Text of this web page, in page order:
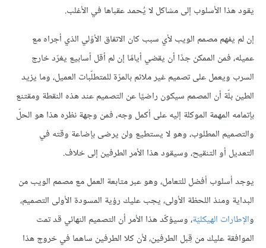
يقود هذا الأسلوب إلى مشاكل لا يُحمد عقباها في الأغلب.
إن لم يفهم مصمم الويب لأي سبب كان الاتفاق الأوّلي الذي أجراه مع
عميله، فمن الممكن جدًا أن يقضي أيامًا إن لم أقل أسابيع يغرّد خارج
السرب ويعمل على تصميم غير ملائم بالمرّة للمتطلّبات العميل، وما يزيد
الطين بلّة أن المصمم سيكون راضيًا عن التصميم عند هذه النقطة ومقتنع
بإتمامه المهمة الموكلة إليه على أكمل وجه، فمن وجهة نظره هذا هو الحلّ
والتصميم المطلوب، وهو لا يستطيع ولن يرضى بإضاعة وقته في
التعديل أو التنقيح، وسيقود هذا الأمر الطرفين إلى خلاف.
يوجد أسلوب أفضل للتعامل، وهو عبر متابعة العمل مع مصمم الويب من
البداية ومنذ اللحظة الأولى، يجب عليك رؤية المسودة الأولى التصميم،
والإطارات الهيكليّة، وسيؤكّد هذا الأمر أن التصميم النهائي قد تمت
الموافقة عليك من قِبل الطرفين، لأن كلا الطرفين ساهما في خروج هذا